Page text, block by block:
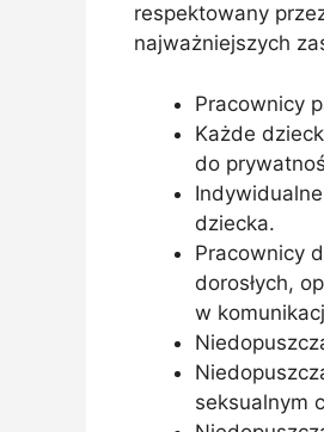
respektowany
najważniejszych
Pracownicy
Każde
do
dziecka.
Pracownicy
dorosłych,
w
seksualnym